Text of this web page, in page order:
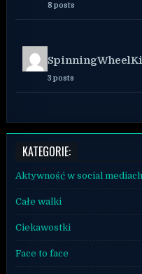
8 posts
3 posts
KATEGORIE:
Aktywność w social mediach
Całe walki
Ciekawostki
Face to face